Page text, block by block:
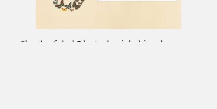
Claudes fabel 5 løste den jakobianske